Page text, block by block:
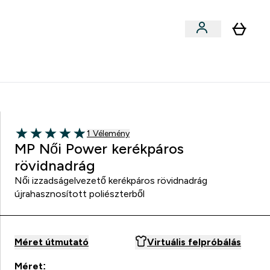
kerékpáros rövidnadrág - Fekete
5 out of 5 stars
1 customer reviews
1 Vélemény
MP Női Power kerékpáros
rövidnadrág
Női izzadságelvezető kerékpáros rövidnadrág
újrahasznosított poliészterből
Méret útmutató Virtuális felpróbálás
Méret: